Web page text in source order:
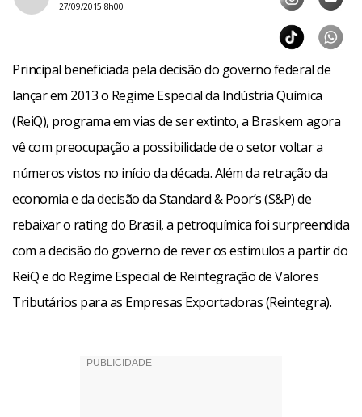
27/09/2015 8h00
Principal beneficiada pela decisão do governo federal de
lançar em 2013 o Regime Especial da Indústria Química
(ReiQ), programa em vias de ser extinto, a Braskem agora
vê com preocupação a possibilidade de o setor voltar a
números vistos no início da década. Além da retração da
economia e da decisão da Standard & Poor’s (S&P) de
rebaixar o rating do Brasil, a petroquímica foi surpreendida
com a decisão do governo de rever os estímulos a partir do
ReiQ e do Regime Especial de Reintegração de Valores
Tributários para as Empresas Exportadoras (Reintegra).